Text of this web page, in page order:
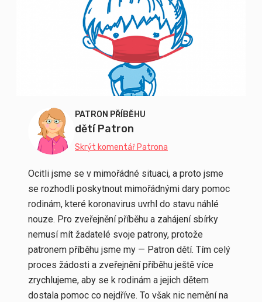
PATRON PŘÍBĚHU
dětí Patron
Skrýt komentář Patrona
Ocitli jsme se v mimořádné situaci, a proto jsme
se rozhodli poskytnout mimořádnými dary pomoc
rodinám, které koronavirus uvrhl do stavu náhlé
nouze. Pro zveřejnění příběhu a zahájení sbírky
nemusí mít žadatelé svoje patrony, protože
patronem příběhu jsme my — Patron dětí. Tím celý
proces žádosti a zveřejnění příběhu ještě více
zrychlujeme, aby se k rodinám a jejich dětem
dostala pomoc co nejdříve. To však nic nemění na